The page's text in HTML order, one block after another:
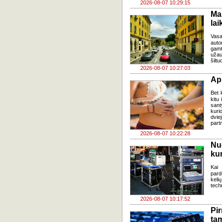
2026-08-07 10:29:15
2026-08-07 10:27:03
2026-08-07 10:22:28
Bet
kitu
2026-08-07 10:17:52
Kai